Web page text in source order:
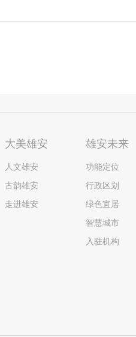
大美雄安
人文雄安
古韵雄安
走进雄安
雄安未来
功能定位
行政区划
绿色宜居
智慧城市
入驻机构